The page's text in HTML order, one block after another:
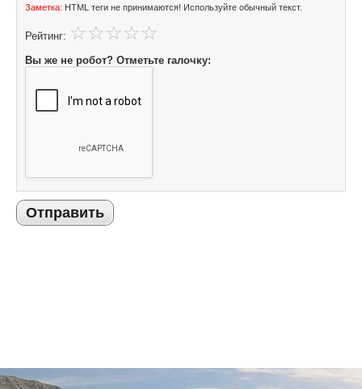
Заметка: HTML теги не принимаются! Используйте обычный текст.
Рейтинг:
Вы же не робот? Отметьте галочку:
Отправить